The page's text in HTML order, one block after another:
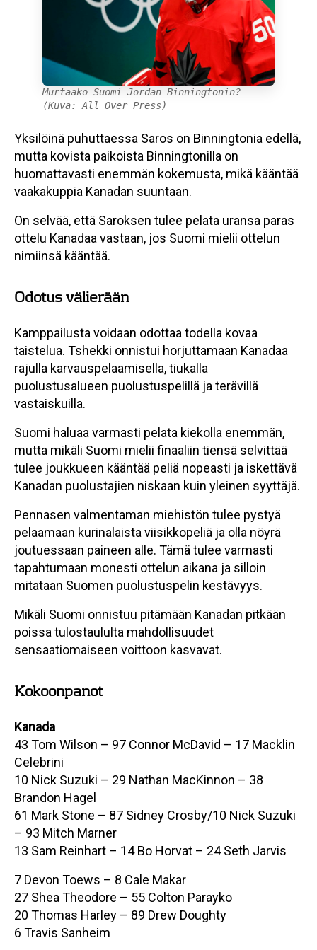
Murtaako Suomi Jordan Binningtonin?
(Kuva: All Over Press)
Yksilöinä puhuttaessa Saros on Binningtonia edellä,
mutta kovista paikoista Binningtonilla on
huomattavasti enemmän kokemusta, mikä kääntää
vaakakuppia Kanadan suuntaan.
On selvää, että Saroksen tulee pelata uransa paras
ottelu Kanadaa vastaan, jos Suomi mielii ottelun
nimiinsä kääntää.
Odotus välierään
Kamppailusta voidaan odottaa todella kovaa
taistelua. Tshekki onnistui horjuttamaan Kanadaa
rajulla karvauspelaamisella, tiukalla
puolustusalueen puolustuspelillä ja terävillä
vastaiskuilla.
Suomi haluaa varmasti pelata kiekolla enemmän,
mutta mikäli Suomi mielii finaaliin tiensä selvittää
tulee joukkueen kääntää peliä nopeasti ja iskettävä
Kanadan puolustajien niskaan kuin yleinen syyttäjä.
Pennasen valmentaman miehistön tulee pystyä
pelaamaan kurinalaista viisikkopeliä ja olla nöyrä
joutuessaan paineen alle. Tämä tulee varmasti
tapahtumaan monesti ottelun aikana ja silloin
mitataan Suomen puolustuspelin kestävyys.
Mikäli Suomi onnistuu pitämään Kanadan pitkään
poissa tulostaululta mahdollisuudet
sensaatiomaiseen voittoon kasvavat.
Kokoonpanot
Kanada
43 Tom Wilson – 97 Connor McDavid – 17 Macklin
Celebrini
10 Nick Suzuki – 29 Nathan MacKinnon – 38
Brandon Hagel
61 Mark Stone – 87 Sidney Crosby/10 Nick Suzuki
– 93 Mitch Marner
13 Sam Reinhart – 14 Bo Horvat – 24 Seth Jarvis
7 Devon Toews – 8 Cale Makar
27 Shea Theodore – 55 Colton Parayko
20 Thomas Harley – 89 Drew Doughty
6 Travis Sanheim